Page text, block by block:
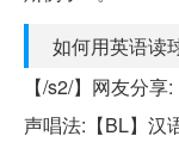
如何用英语读
【/s2/】网友分
声唱法:【BL】汉